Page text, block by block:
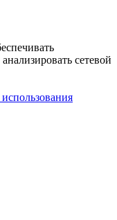
сетевой